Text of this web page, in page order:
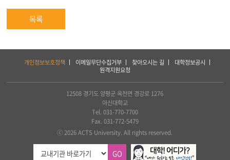
목록
개인정보보호정책 이메일무단수집거부 찾아오시는 길
대학정보공시
원격지원요청
12508 경기도 양평군 옥천면 경강로 1276
아신대학교
Tel. 031-770-7700
Fax. 031-772-5479
ⓒ 2026 ACTS University. All rights reserved.
GO